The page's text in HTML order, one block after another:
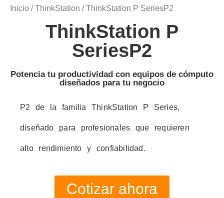
Inicio /ThinkStation / ThinkStation P SeriesP2
ThinkStation P
SeriesP2
Potencia tu productividad con equipos de cómputo
diseñados para tu negocio
P2 de la familia ThinkStation P Series,
diseñado para profesionales que requieren
alto rendimiento y confiabilidad.
Cotizar ahora